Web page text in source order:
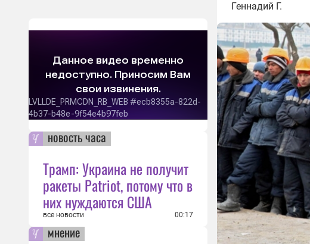
новость часа
Трамп: Украина не получит
ракеты Patriot, потому что в
них нуждаются США
все новости 00:17
мнение
Геннадий Г.